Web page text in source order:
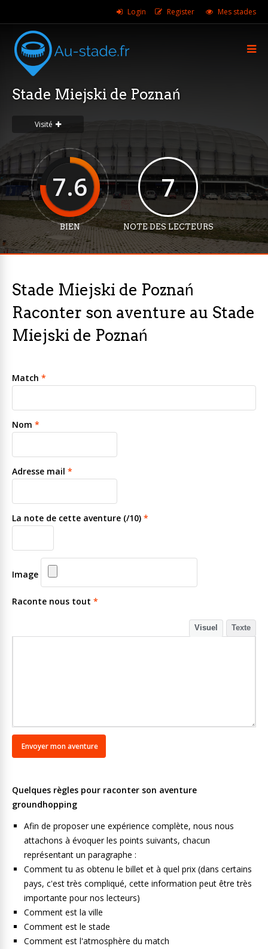
Login Register Mes stades
Stade Miejski de Poznań
Visité
7.6
BIEN
7
NOTE DES LECTEURS
Stade Miejski de Poznań
Raconter son aventure au Stade
Miejski de Poznań
Match *
Nom *
Adresse mail *
La note de cette aventure (/10) *
Image
Raconte nous tout *
Visuel Texte
Quelques règles pour raconter son aventure
groundhopping
Afin de proposer une expérience complète, nous nous
attachons à évoquer les points suivants, chacun
représentant un paragraphe :
Comment tu as obtenu le billet et à quel prix (dans certains
pays, c'est très compliqué, cette information peut être très
importante pour nos lecteurs)
Comment est la ville
Comment est le stade
Comment est l'atmosphère du match